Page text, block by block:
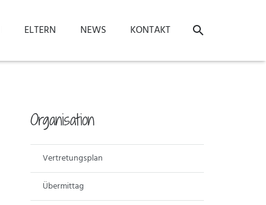
ELTERN NEWS KONTAKT
Organisation
Vertretungsplan
Übermittag